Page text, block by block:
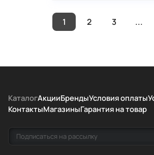
1 2 3 ...
КаталогАкцииБрендыУсловия оплаты
КонтактыМагазиныГарантия на товар